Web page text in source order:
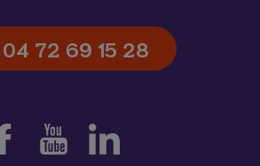
04 72 69 15 28